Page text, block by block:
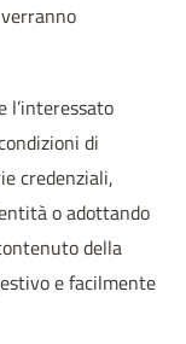
l’interessato
di
credenziali,
o adottando
della
e facilmente